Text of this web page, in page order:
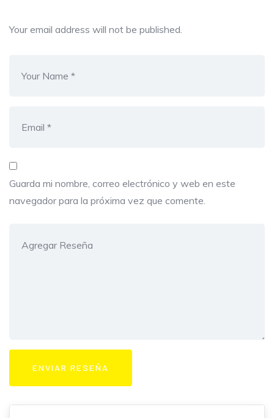
Your email address will not be published.
Guarda mi nombre, correo electrónico y web en este
navegador para la próxima vez que comente.